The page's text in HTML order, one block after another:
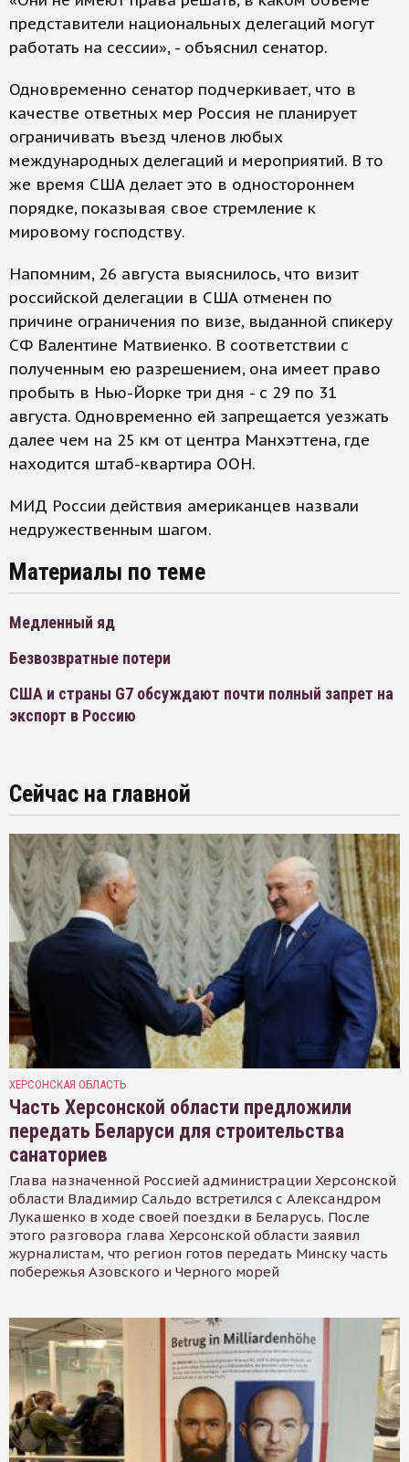
представители национальных делегаций могут
работать на сессии», - объяснил сенатор.
Одновременно сенатор подчеркивает, что в
качестве ответных мер Россия не планирует
ограничивать въезд членов любых
международных делегаций и мероприятий. В то
же время США делает это в одностороннем
порядке, показывая свое стремление к
мировому господству.
Напомним, 26 августа выяснилось, что визит
российской делегации в США отменен по
причине ограничения по визе, выданной спикеру
СФ Валентине Матвиенко. В соответствии с
полученным ею разрешением, она имеет право
пробыть в Нью-Йорке три дня - с 29 по 31
августа. Одновременно ей запрещается уезжать
далее чем на 25 км от центра Манхэттена, где
находится штаб-квартира ООН.
МИД России действия американцев назвали
недружественным шагом.
Материалы по теме
Медленный яд
Безвозвратные потери
США и страны G7 обсуждают почти полный запрет на
экспорт в Россию
Сейчас на главной
ХЕРСОНСКАЯ ОБЛАСТЬ
Часть Херсонской области предложили
передать Беларуси для строительства
санаториев
Глава назначенной Россией администрации Херсонской
области Владимир Сальдо встретился с Александром
Лукашенко в ходе своей поездки в Беларусь. После
этого разговора глава Херсонской области заявил
журналистам, что регион готов передать Минску часть
побережья Азовского и Черного морей